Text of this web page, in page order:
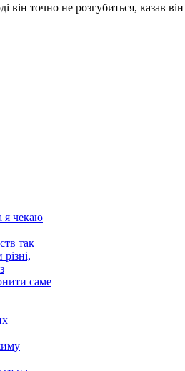
він точно не розгубиться, казав він
я чекаю
так
саме